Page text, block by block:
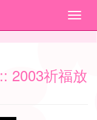
:: 2003祈福放